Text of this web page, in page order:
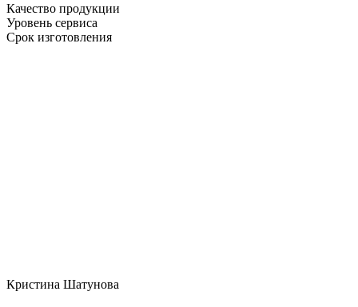
Качество продукции
Уровень сервиса
Срок изготовления
Кристина Шатунова